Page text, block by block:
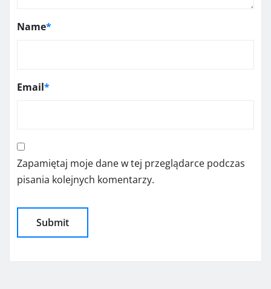
Name*
Email*
Zapamiętaj moje dane w tej przeglądarce podczas
pisania kolejnych komentarzy.